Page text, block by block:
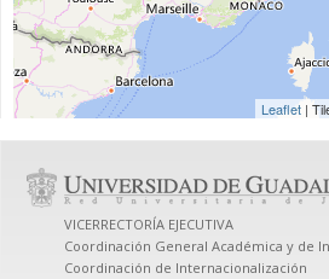
Leaflet |
VICERRECTORÍA EJECUTIVA
Coordinación General Académica y de
Coordinación de Internacionalización